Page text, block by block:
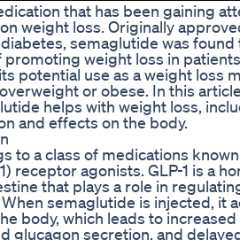
that has been gaining
weight loss. Originally
semaglutide was found
weight loss in
potential use as a weight loss
or obese. In this
helps with weight loss,
and effects on the body.
to a class of medications
receptor agonists. GLP-1 is a
that plays a role in
semaglutide is injected, it
body, which leads to
glucagon secretion, and